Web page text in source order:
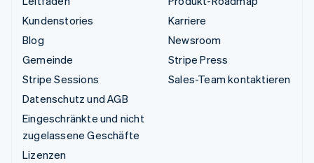
Kundenstories
Blog
Gemeinde
Stripe Sessions
Datenschutz und AGB
Eingeschränkte und nicht
zugelassene Geschäfte
Lizenzen
Karriere
Newsroom
Stripe Press
Sales-Team kontaktieren